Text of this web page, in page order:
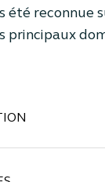
été reconnue
principaux